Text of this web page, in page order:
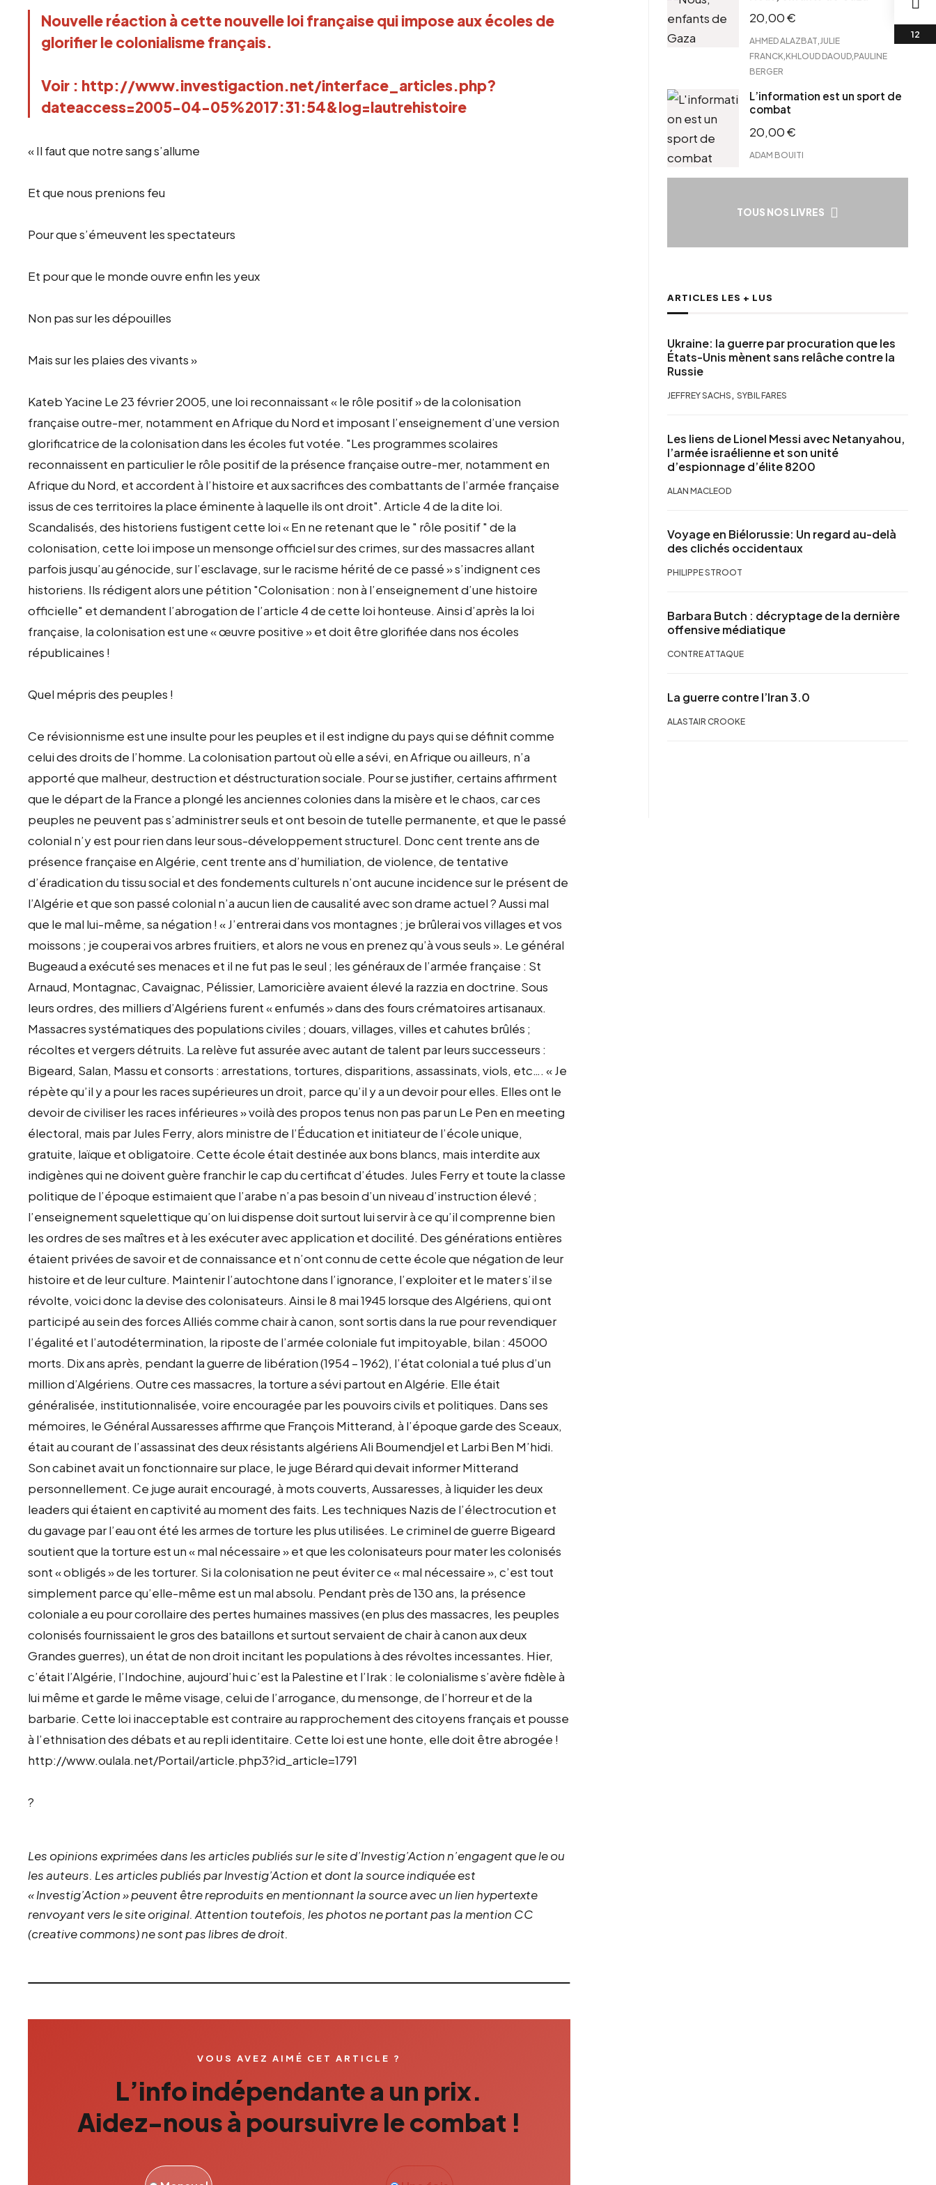
Nouvelle réaction à cette nouvelle loi française qui impose aux écoles de
glorifier le colonialisme français.
Voir : http://www.investigaction.net/interface_articles.php?
dateaccess=2005-04-05%2017:31:54&log=lautrehistoire
« Il faut que notre sang s’allume
Et que nous prenions feu
Pour que s’émeuvent les spectateurs
Et pour que le monde ouvre enfin les yeux
Non pas sur les dépouilles
Mais sur les plaies des vivants »
Kateb Yacine Le 23 février 2005, une loi reconnaissant « le rôle positif » de la colonisation
française outre-mer, notamment en Afrique du Nord et imposant l’enseignement d’une version
glorificatrice de la colonisation dans les écoles fut votée. "Les programmes scolaires
reconnaissent en particulier le rôle positif de la présence française outre-mer, notamment en
Afrique du Nord, et accordent à l’histoire et aux sacrifices des combattants de l’armée française
issus de ces territoires la place éminente à laquelle ils ont droit". Article 4 de la dite loi.
Scandalisés, des historiens fustigent cette loi « En ne retenant que le " rôle positif " de la
colonisation, cette loi impose un mensonge officiel sur des crimes, sur des massacres allant
parfois jusqu’au génocide, sur l’esclavage, sur le racisme hérité de ce passé » s’indignent ces
historiens. Ils rédigent alors une pétition "Colonisation : non à l’enseignement d’une histoire
officielle" et demandent l’abrogation de l’article 4 de cette loi honteuse. Ainsi d’après la loi
française, la colonisation est une « œuvre positive » et doit être glorifiée dans nos écoles
républicaines !
Quel mépris des peuples !
Ce révisionnisme est une insulte pour les peuples et il est indigne du pays qui se définit comme
celui des droits de l’homme. La colonisation partout où elle a sévi, en Afrique ou ailleurs, n’a
apporté que malheur, destruction et déstructuration sociale. Pour se justifier, certains affirment
que le départ de la France a plongé les anciennes colonies dans la misère et le chaos, car ces
peuples ne peuvent pas s’administrer seuls et ont besoin de tutelle permanente, et que le passé
colonial n’y est pour rien dans leur sous-développement structurel. Donc cent trente ans de
présence française en Algérie, cent trente ans d’humiliation, de violence, de tentative
d’éradication du tissu social et des fondements culturels n’ont aucune incidence sur le présent de
l’Algérie et que son passé colonial n’a aucun lien de causalité avec son drame actuel ? Aussi mal
que le mal lui-même, sa négation ! « J’entrerai dans vos montagnes ; je brûlerai vos villages et vos
moissons ; je couperai vos arbres fruitiers, et alors ne vous en prenez qu’à vous seuls ». Le général
Bugeaud a exécuté ses menaces et il ne fut pas le seul ; les généraux de l’armée française : St
Arnaud, Montagnac, Cavaignac, Pélissier, Lamoricière avaient élevé la razzia en doctrine. Sous
leurs ordres, des milliers d’Algériens furent « enfumés » dans des fours crématoires artisanaux.
Massacres systématiques des populations civiles ; douars, villages, villes et cahutes brûlés ;
récoltes et vergers détruits. La relève fut assurée avec autant de talent par leurs successeurs :
Bigeard, Salan, Massu et consorts : arrestations, tortures, disparitions, assassinats, viols, etc…. « Je
répète qu’il y a pour les races supérieures un droit, parce qu’il y a un devoir pour elles. Elles ont le
devoir de civiliser les races inférieures » voilà des propos tenus non pas par un Le Pen en meeting
électoral, mais par Jules Ferry, alors ministre de l’Éducation et initiateur de l’école unique,
gratuite, laïque et obligatoire. Cette école était destinée aux bons blancs, mais interdite aux
indigènes qui ne doivent guère franchir le cap du certificat d’études. Jules Ferry et toute la classe
politique de l’époque estimaient que l’arabe n’a pas besoin d’un niveau d’instruction élevé ;
l’enseignement squelettique qu’on lui dispense doit surtout lui servir à ce qu’il comprenne bien
les ordres de ses maîtres et à les exécuter avec application et docilité. Des générations entières
étaient privées de savoir et de connaissance et n’ont connu de cette école que négation de leur
histoire et de leur culture. Maintenir l’autochtone dans l’ignorance, l’exploiter et le mater s’il se
révolte, voici donc la devise des colonisateurs. Ainsi le 8 mai 1945 lorsque des Algériens, qui ont
participé au sein des forces Alliés comme chair à canon, sont sortis dans la rue pour revendiquer
l’égalité et l’autodétermination, la riposte de l’armée coloniale fut impitoyable, bilan : 45000
morts. Dix ans après, pendant la guerre de libération (1954 – 1962), l’état colonial a tué plus d’un
million d’Algériens. Outre ces massacres, la torture a sévi partout en Algérie. Elle était
généralisée, institutionnalisée, voire encouragée par les pouvoirs civils et politiques. Dans ses
mémoires, le Général Aussaresses affirme que François Mitterand, à l’époque garde des Sceaux,
était au courant de l’assassinat des deux résistants algériens Ali Boumendjel et Larbi Ben M’hidi.
Son cabinet avait un fonctionnaire sur place, le juge Bérard qui devait informer Mitterand
personnellement. Ce juge aurait encouragé, à mots couverts, Aussaresses, à liquider les deux
leaders qui étaient en captivité au moment des faits. Les techniques Nazis de l’électrocution et
du gavage par l’eau ont été les armes de torture les plus utilisées. Le criminel de guerre Bigeard
soutient que la torture est un « mal nécessaire » et que les colonisateurs pour mater les colonisés
sont « obligés » de les torturer. Si la colonisation ne peut éviter ce « mal nécessaire », c’est tout
simplement parce qu’elle-même est un mal absolu. Pendant près de 130 ans, la présence
coloniale a eu pour corollaire des pertes humaines massives (en plus des massacres, les peuples
colonisés fournissaient le gros des bataillons et surtout servaient de chair à canon aux deux
Grandes guerres), un état de non droit incitant les populations à des révoltes incessantes. Hier,
c’était l’Algérie, l’Indochine, aujourd’hui c’est la Palestine et l’Irak : le colonialisme s’avère fidèle à
lui même et garde le même visage, celui de l’arrogance, du mensonge, de l’horreur et de la
barbarie. Cette loi inacceptable est contraire au rapprochement des citoyens français et pousse
à l’ethnisation des débats et au repli identitaire. Cette loi est une honte, elle doit être abrogée !
http://www.oulala.net/Portail/article.php3?id_article=1791
?
Les opinions exprimées dans les articles publiés sur le site d’Investig’Action n’engagent que le ou
les auteurs. Les articles publiés par Investig’Action et dont la source indiquée est
« Investig’Action » peuvent être reproduits en mentionnant la source avec un lien hypertexte
renvoyant vers le site original. Attention toutefois, les photos ne portant pas la mention CC
(creative commons) ne sont pas libres de droit.
VOUS AVEZ AIMÉ CET ARTICLE ?
L’info indépendante a un prix.
Aidez-nous à poursuivre le combat !
20,00€
AHMED ALAZBAT JULIE
FRANCK KHLOUD DAOUD PAULINE
BERGER
L’information est un sport de
combat
20,00€
ADAM BOUITI
TOUS NOS LIVRES
ARTICLES LES + LUS
Ukraine: la guerre par procuration que les
États-Unis mènent sans relâche contre la
Russie
JEFFREY SACHS , SYBIL FARES
Les liens de Lionel Messi avec Netanyahou,
l’armée israélienne et son unité
d’espionnage d’élite 8200
ALAN MACLEOD
Voyage en Biélorussie: Un regard au-delà
des clichés occidentaux
PHILIPPE STROOT
Barbara Butch : décryptage de la dernière
offensive médiatique
CONTRE ATTAQUE
La guerre contre l’Iran 3.0
ALASTAIR CROOKE